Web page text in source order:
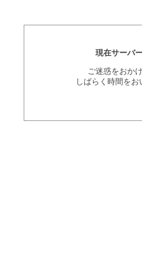
現在サーバ
ご迷惑をおか
しばらく時間を